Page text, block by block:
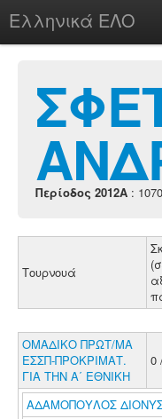
Ελληνικά ΕΛΟ
chesstu.be @ discord
Login
Περίοδος 2012A :
Τουρνουά
ΟΜΑΔΙΚΟ ΠΡΩΤ/ΜΑ
ΕΣΣΠ-ΠΡΟΚΡΙΜΑΤ.
ΓΙΑ ΤΗΝ Α΄ ΕΘΝΙΚΗ
0
ΑΔΑΜΟΠΟΥΛΟΣ